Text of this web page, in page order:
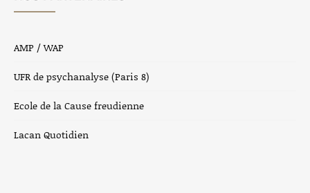
AMP / WAP
UFR de psychanalyse (Paris 8)
Ecole de la Cause freudienne
Lacan Quotidien